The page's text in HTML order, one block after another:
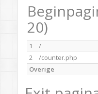
20)
1 /
2
/counter.php
Overige